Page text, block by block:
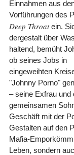
Einnahmen aus
Vorführungen des
Deep Throatein.
dergestalt über
haltend, bemüht
ob seines Jobs in
eingeweihten
"Johnny Porno"
– seine Exfrau und
gemeinsamen
Geschäft mit der
Gestalten auf den
Mafia-
Leben, sondern